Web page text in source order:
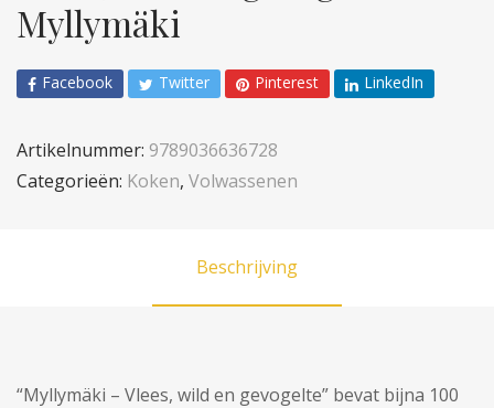
Myllymäki
Facebook Twitter Pinterest LinkedIn
Artikelnummer: 9789036636728
Categorieën: Koken, Volwassenen
Beschrijving
“Myllymäki – Vlees, wild en gevogelte” bevat bijna 100